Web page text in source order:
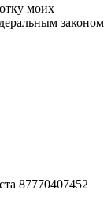
моих
законом
87770407452